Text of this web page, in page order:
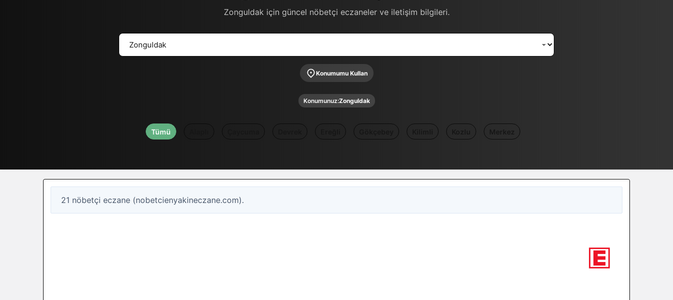
Sistem Modu
Zonguldak için güncel nöbetçi eczaneler ve iletişim bilgileri.
Konumumu Kullan
Konumunuz:Zonguldak
Tümü
21 nöbetçi eczane (nobetcienyakineczane.com).